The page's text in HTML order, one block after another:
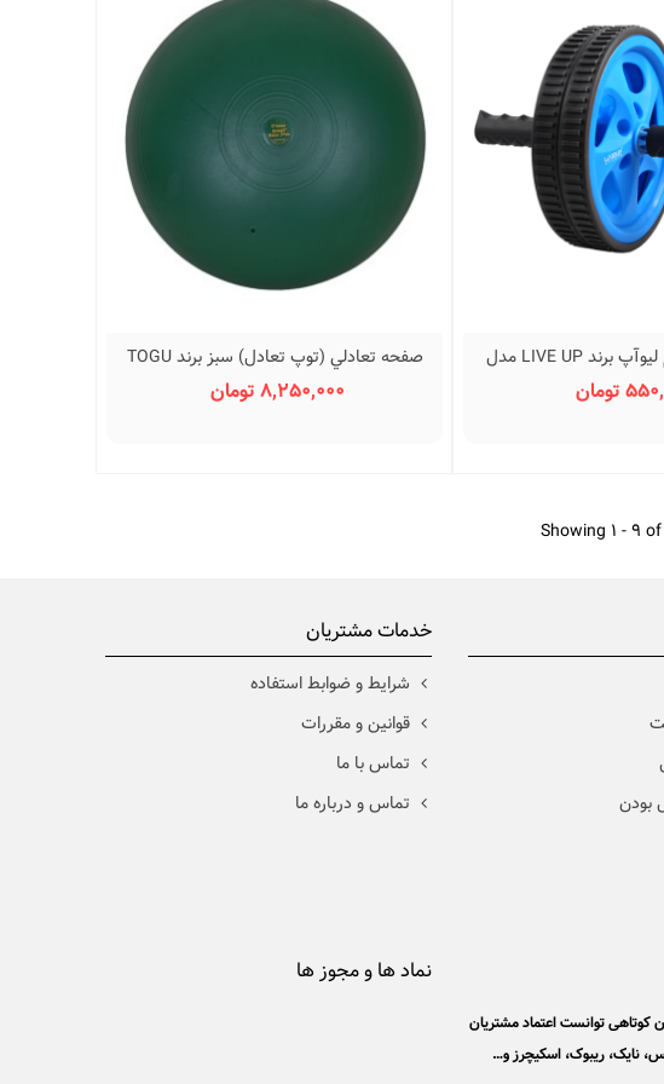
رولر تناسب اندام لیوآپ برند LIVE UP مدل
LS3160B
تومان
نمایش سریع
صفحه تعادلي (توپ تعادل) سبز برند TOGU
مدل BARSIL
8,250,000 تومان
Showing 1 - 9
بودن
خدمات مشتریان
شرايط و ضوابط استفاده
قوانین و مقررات
تماس با ما
تماس و درباره ما
در مدت زمان کوتاهی توانست اعتماد مشتریان
نایک، ریبوک، اسکیچرز و…
نماد ها و مجوز ها